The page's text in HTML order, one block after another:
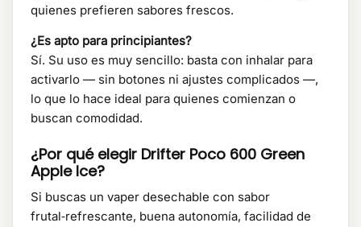
quienes prefieren sabores frescos.
¿Es apto para principiantes?
Sí. Su uso es muy sencillo: basta con inhalar para
activarlo — sin botones ni ajustes complicados —,
lo que lo hace ideal para quienes comienzan o
buscan comodidad.
¿Por qué elegir Drifter Poco 600 Green
Apple Ice?
Si buscas un vaper desechable con sabor
frutal‑refrescante, buena autonomía, facilidad de